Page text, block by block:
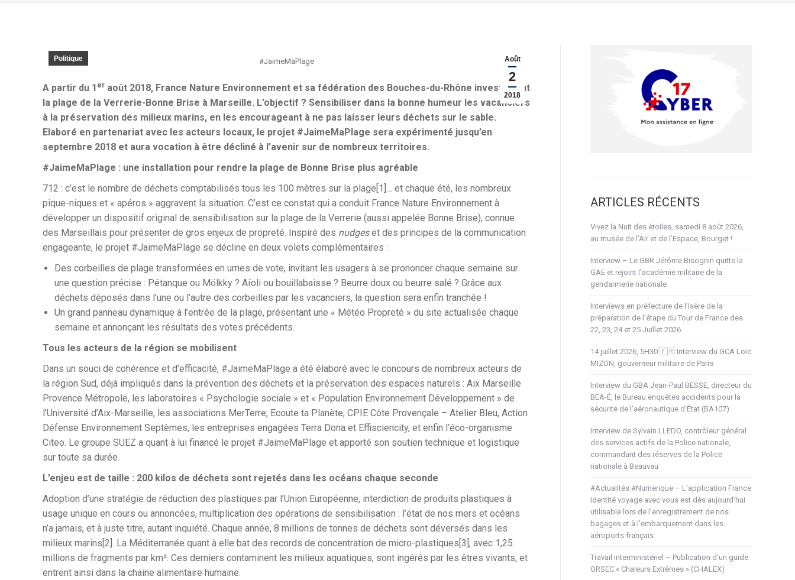
Août
2
2018
Politique #JaimeMaPlage
A partir du 1 er août 2018, France Nature Environnement et sa fédération des Bouches-du-Rhône investissent
la plage de la Verrerie-Bonne Brise à Marseille. L’objectif ? Sensibiliser dans la bonne humeur les vacanciers
à la préservation des milieux marins, en les encourageant à ne pas laisser leurs déchets sur le sable.
Elaboré en partenariat avec les acteurs locaux, le projet #JaimeMaPlage sera expérimenté jusqu’en
septembre 2018 et aura vocation à être décliné à l’avenir sur de nombreux territoires.
#JaimeMaPlage : une installation pour rendre la plage de Bonne Brise plus agréable
712 : c’est le nombre de déchets comptabilisés tous les 100 mètres sur la plage[1]… et chaque été, les nombreux
pique-niques et « apéros » aggravent la situation. C’est ce constat qui a conduit France Nature Environnement à
développer un dispositif original de sensibilisation sur la plage de la Verrerie (aussi appelée Bonne Brise), connue
des Marseillais pour présenter de gros enjeux de propreté. Inspiré des nudgeset des principes de la communication
engageante, le projet #JaimeMaPlage se décline en deux volets complémentaires :
Des corbeilles de plage transformées en urnes de vote, invitant les usagers à se prononcer chaque semaine sur
une question précise : Pétanque ou Mölkky ? Aïoli ou bouillabaisse ? Beurre doux ou beurre salé ? Grâce aux
déchets déposés dans l’une ou l’autre des corbeilles par les vacanciers, la question sera enfin tranchée !
Un grand panneau dynamique à l’entrée de la plage, présentant une « Météo Propreté » du site actualisée chaque
semaine et annonçant les résultats des votes précédents.
Tous les acteurs de la région se mobilisent
Dans un souci de cohérence et d’efficacité, #JaimeMaPlage a été élaboré avec le concours de nombreux acteurs de
la région Sud, déjà impliqués dans la prévention des déchets et la préservation des espaces naturels : Aix Marseille
Provence Métropole, les laboratoires « Psychologie sociale » et « Population Environnement Développement » de
l’Université d’Aix-Marseille, les associations MerTerre, Ecoute ta Planète, CPIE Côte Provençale – Atelier Bleu, Action
Défense Environnement Septèmes, les entreprises engagées Terra Dona et Effisciencity, et enfin l’éco-organisme
Citeo. Le groupe SUEZ a quant à lui financé le projet #JaimeMaPlage et apporté son soutien technique et logistique
sur toute sa durée.
L’enjeu est de taille : 200 kilos de déchets sont rejetés dans les océans chaque seconde
Adoption d’une stratégie de réduction des plastiques par l’Union Européenne, interdiction de produits plastiques à
usage unique en cours ou annoncées, multiplication des opérations de sensibilisation : l’état de nos mers et océans
n’a jamais, et à juste titre, autant inquiété. Chaque année, 8 millions de tonnes de déchets sont déversés dans les
milieux marins[2]. La Méditerranée quant à elle bat des records de concentration de micro-plastiques[3], avec 1,25
millions de fragments par km². Ces derniers contaminent les milieux aquatiques, sont ingérés par les êtres vivants, et
entrent ainsi dans la chaine alimentaire humaine.
ARTICLES RÉCENTS
Vivez la Nuit des étoiles, samedi 8 août 2026,
au musée de l’Air et de l’Espace, Bourget !
Interview – Le GBR Jérôme Bisognin quitte la
GAE et rejoint l’académie militaire de la
gendarmerie nationale
Interviews en préfecture de l’Isère de la
préparation de l’étape du Tour de France des
22, 23, 24 et 25 Juillet 2026
14 juillet 2026, 5H30 🇫🇷 Interview du GCA Loïc
MIZON, gouverneur militaire de Paris
Interview du GBA Jean-Paul BESSE, directeur du
BEA-É, le Bureau enquêtes accidents pour la
sécurité de l’aéronautique d’État (BA107)
Interview de Sylvain LLEDO, contrôleur général
des services actifs de la Police nationale,
commandant des réserves de la Police
nationale à Beauvau
#Actualités #Numerique – L’application France
Identité voyage avec vous est dès aujourd’hui
utilisable lors de l’enregistrement de nos
bagages et à l’embarquement dans les
aéroports français
Travail interministériel – Publication d’un guide
ORSEC « Chaleurs Extrêmes » (CHALEX)